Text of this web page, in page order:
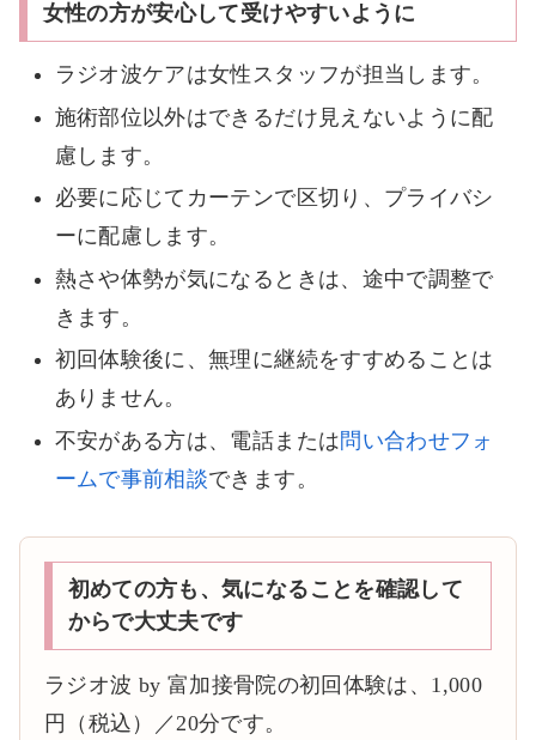
女性の方が安心して受けやすいように
ラジオ波ケアは女性スタッフが担当します。
施術部位以外はできるだけ見えないように配
慮します。
必要に応じてカーテンで区切り、プライバシ
ーに配慮します。
熱さや体勢が気になるときは、途中で調整で
きます。
初回体験後に、無理に継続をすすめることは
ありません。
不安がある方は、電話または問い合わせフォ
ームで事前相談できます。
初めての方も、気になることを確認して
からで大丈夫です
ラジオ波 by 富加接骨院の初回体験は、1,000
円（税込）／20分です。